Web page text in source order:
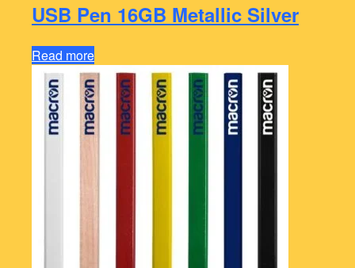
USB Pen 16GB Metallic Silver
Read more